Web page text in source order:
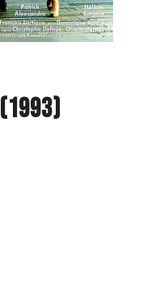
(1993)